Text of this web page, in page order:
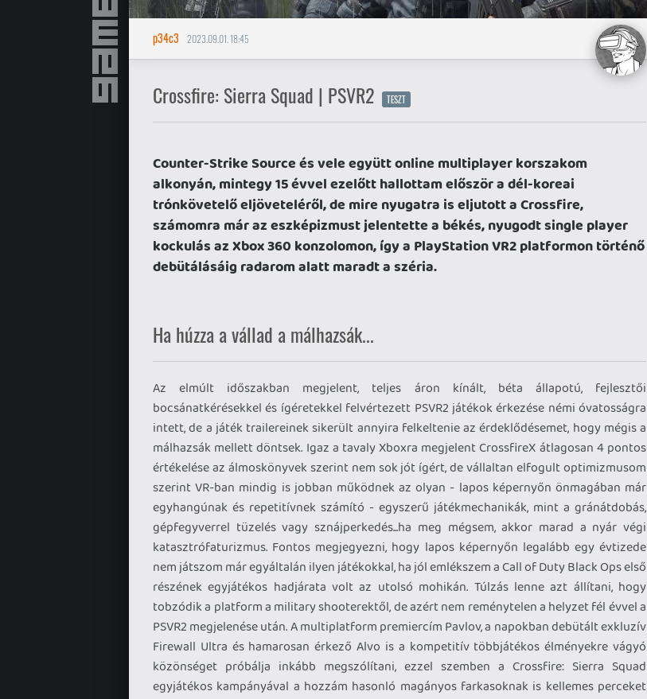
p34c3 2023.09.01. 18:45
Crossfire: Sierra Squad | PSVR2 TESZT
Counter-Strike Source és vele együtt online multiplayer korszakom
alkonyán, mintegy 15 évvel ezelőtt hallottam először a dél-koreai
trónkövetelő eljöveteléről, de mire nyugatra is eljutott a Crossfire,
számomra már az eszképizmust jelentette a békés, nyugodt single player
kockulás az Xbox 360 konzolomon, így a PlayStation VR2 platformon történő
debütálásáig radarom alatt maradt a széria.
Ha húzza a vállad a málhazsák...
Az elmúlt időszakban megjelent, teljes áron kínált, béta állapotú, fejlesztői
bocsánatkérésekkel és ígéretekkel felvértezett PSVR2 játékok érkezése némi óvatosságra
intett, de a játék trailereinek sikerült annyira felkeltenie az érdeklődésemet, hogy mégis a
málhazsák mellett döntsek. Igaz a tavaly Xboxra megjelent CrossfireX átlagosan 4 pontos
értékelése az álmoskönyvek szerint nem sok jót ígért, de vállaltan elfogult optimizmusom
szerint VR-ban mindig is jobban működnek az olyan - lapos képernyőn önmagában már
egyhangúnak és repetitívnek számító - egyszerű játékmechanikák, mint a gránátdobás,
gépfegyverrel tüzelés vagy sznájperkedés...ha meg mégsem, akkor marad a nyár végi
katasztrófaturizmus. Fontos megjegyezni, hogy lapos képernyőn legalább egy évtizede
nem játszom már egyáltalán ilyen játékokkal, ha jól emlékszem a Call of Duty Black Ops első
részének egyjátékos hadjárata volt az utolsó mohikán. Túlzás lenne azt állítani, hogy
tobzódik a platform a military shooterektől, de azért nem reménytelen a helyzet fél évvel a
PSVR2 megjelenése után. A multiplatform premiercím Pavlov, a napokban debütált exkluzív
Firewall Ultra és hamarosan érkező Alvo is a kompetitív többjátékos élményekre vágyó
közönséget próbálja inkább megszólítani, ezzel szemben a Crossfire: Sierra Squad
egyjátékos kampányával a hozzám hasonló magányos farkasoknak is kellemes perceket